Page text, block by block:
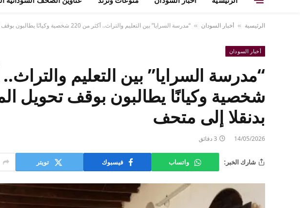
الرئيسية » أخبار السودان » “مدرسة السرايا” بين التعليم والتراث.. أكثر من 220 شخصية وكيانًا يطالبون بوقف تحويل المدرسة التاريخية بدنقلا إلى متحف
أخبار السودان
شخصية وكيانًا يطالبون بوقف تحويل
بدنقلا إلى متحف
14/05/2026 3 دقائق
شارك الخبر: واتساب فيسبوك تويتر